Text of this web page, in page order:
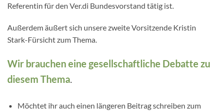
Referentin für den Ver.di Bundesvorstand tätig ist.
Außerdem äußert sich unsere zweite Vorsitzende Kristin
Stark-Fürsicht zum Thema.
Wir brauchen eine gesellschaftliche Debatte zu
diesem Thema.
Möchtet ihr auch einen längeren Beitrag schreiben zum